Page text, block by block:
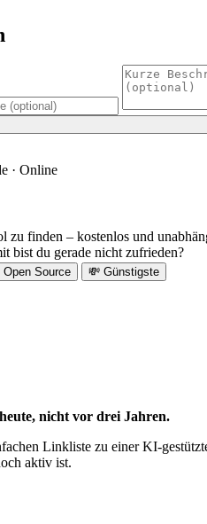
· Online
zu finden – kostenlos und
bist du gerade nicht zufrieden?
Source 💸 Günstigste
nicht vor drei Jahren.
Linkliste zu einer KI-
aktiv ist.